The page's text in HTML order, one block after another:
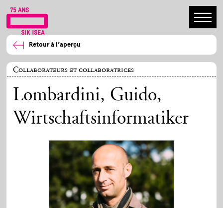
Retour à l’aperçu
Collaborateurs et collaboratrices
Lombardini, Guido,
Wirtschaftsinformatiker